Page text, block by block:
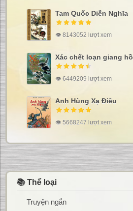
Tam Quốc Diễn Nghĩa
👁 8143052 lượt xem
Xác chết loạn giang hồ
👁 6449209 lượt xem
Anh Hùng Xạ Điêu
👁 5668247 lượt xem
📚 Thể loại
Truyện ngắn